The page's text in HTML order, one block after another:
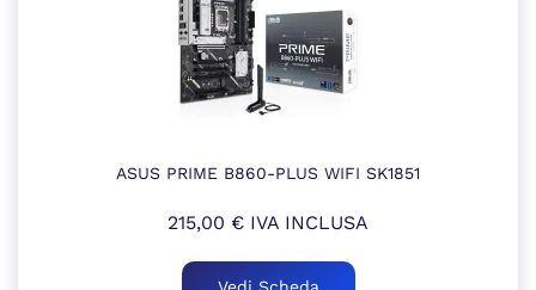
ASUS PRIME B860-PLUS WIFI SK1851
215,00 € IVA INCLUSA
Vedi Scheda